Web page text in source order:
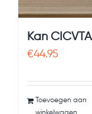
Kan CICVTA
€44.95
Toevoegen aan